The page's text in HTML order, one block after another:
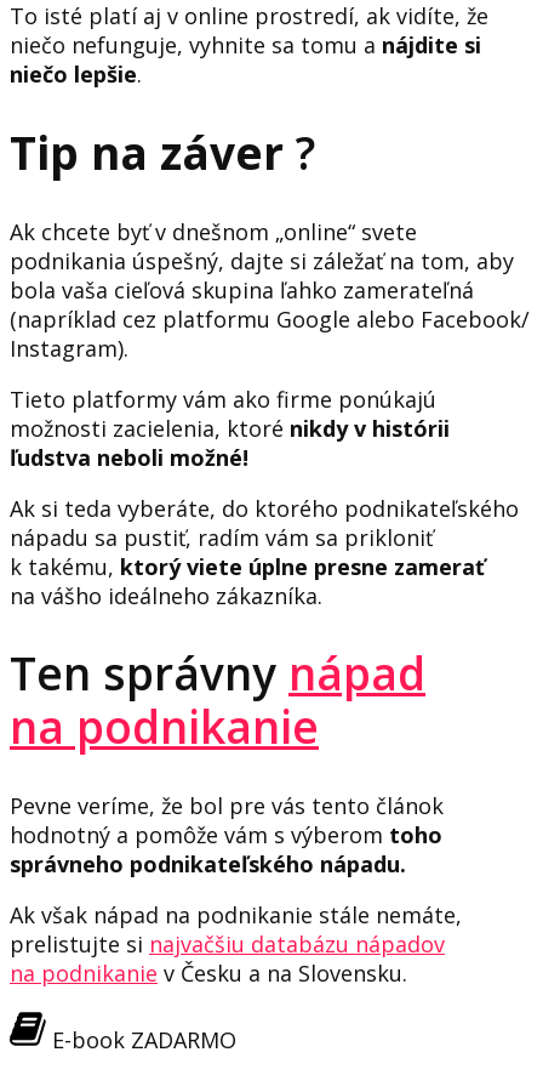
To isté platí aj v online prostredí, ak vidíte, že
niečo nefunguje, vyhnite sa tomu a nájdite si
niečo lepšie.
Tip na záver?
Ak chcete byť v dnešnom „online“ svete
podnikania úspešný, dajte si záležať na tom, aby
bola vaša cieľová skupina ľahko zamerateľná
(napríklad cez platformu Google alebo Facebook/
Instagram).
Tieto platformy vám ako firme ponúkajú
možnosti zacielenia, ktoré nikdy v histórii
ľudstva neboli možné!
Ak si teda vyberáte, do ktorého podnikateľského
nápadu sa pustiť, radím vám sa prikloniť
k takému, ktorý viete úplne presne zamerať
na vášho ideálneho zákazníka.
Ten správny nápad
na podnikanie
Pevne veríme, že bol pre vás tento článok
hodnotný a pomôže vám s výberom toho
správneho podnikateľského nápadu.
Ak však nápad na podnikanie stále nemáte,
prelistujte si najvačšiu databázu nápadov
na podnikanie v Česku a na Slovensku.
E-book ZADARMO